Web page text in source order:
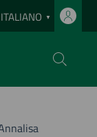
ITALIANO ▼